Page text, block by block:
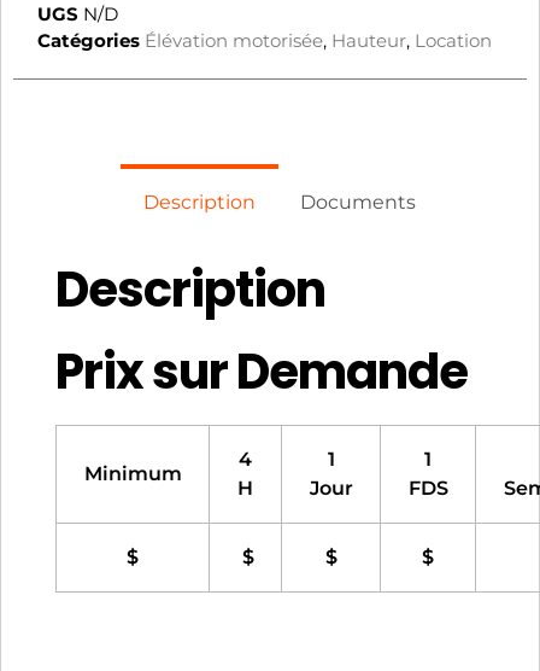
UGS N/D
Catégories Élévation motorisée, Hauteur, Location
Description Documents
Description
Prix sur Demande
Minimum
4
H
1
Jour
1
FDS
$ $ $ $